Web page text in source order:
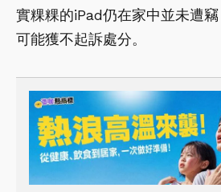
實粿粿的iPad仍在家中並未遭
可能獲不起訴處分。